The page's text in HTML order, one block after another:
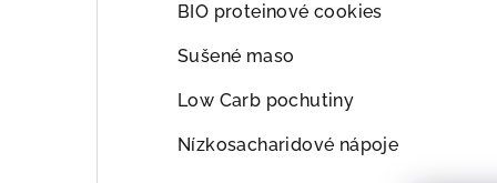
BIO proteinové cookies
Sušené maso
Low Carb pochutiny
Nízkosacharidové nápoje